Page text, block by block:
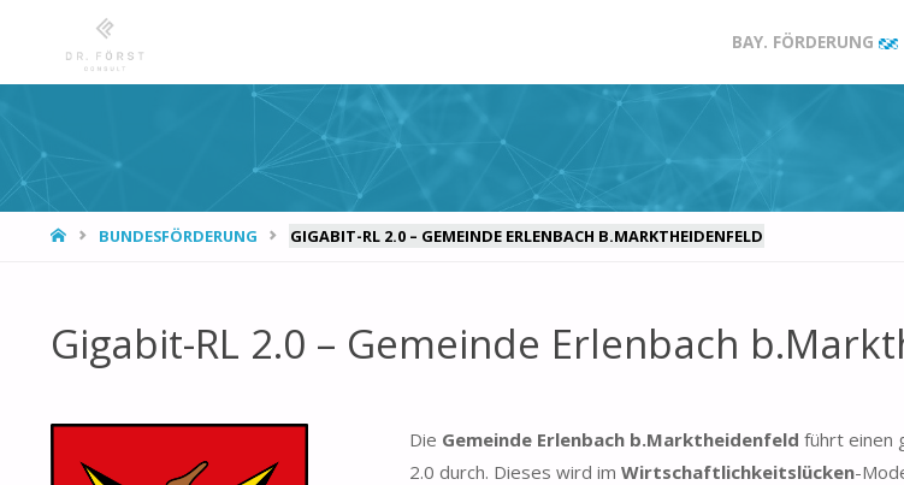
Zum
springen
BAY. FÖRDERUNG
STARTBUNDESFÖRDERUNG GIGABIT-RL 2.0 – GEMEINDE ERLENBACH B.MARKTHEIDENFELD
Gigabit-RL 2.0 – Gemeinde Erlenbach
Die Gemeinde Erlenbach b.Marktheidenfeld führt einen
2.0 durch. Dieses wird im Wirtschaftlichkeitslücken-